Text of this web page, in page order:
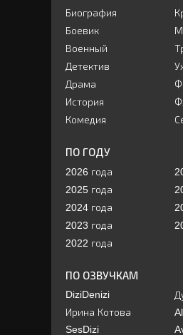
Биография
Боевик
Военный
Детектив
Драма
История
Комедия
ПО ГОДУ
2026 года
2025 года
2024 года
2023 года
2022 года
ПО ОЗВУЧКАМ
DiziDenizi
Ирина Котова
SesDizi